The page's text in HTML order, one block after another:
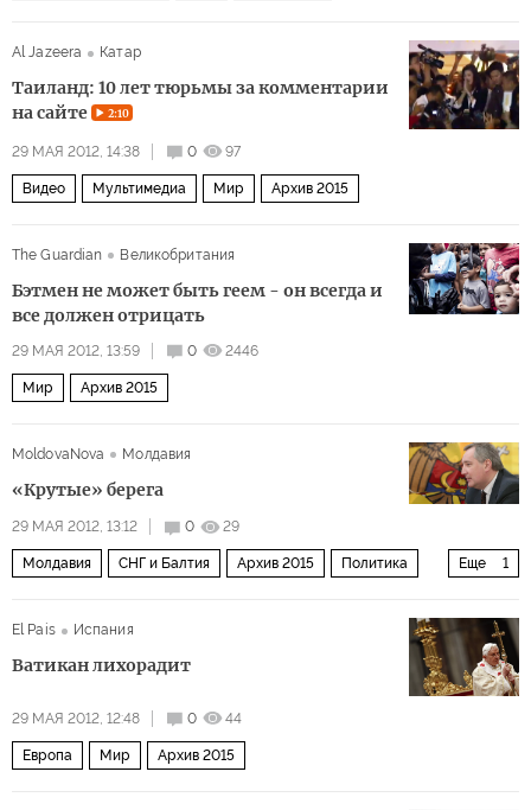
Al Jazeera Катар
Таиланд: 10 лет тюрьмы за комментарии
на сайте
2:10
29 МАЯ 2012, 14:38 0 97
Видео Мультимедиа Мир Архив 2015
The Guardian Великобритания
Бэтмен не может быть геем - он всегда и
все должен отрицать
29 МАЯ 2012, 13:59 0 2446
Мир Архив 2015
MoldovaNova Молдавия
«Крутые» берега
29 МАЯ 2012, 13:12 0 29
Еще 1
Молдавия СНГ и Балтия Архив 2015 Политика
El Pais
Испания
Ватикан лихорадит
29 МАЯ 2012, 12:48 0 44
Европа Мир Архив 2015